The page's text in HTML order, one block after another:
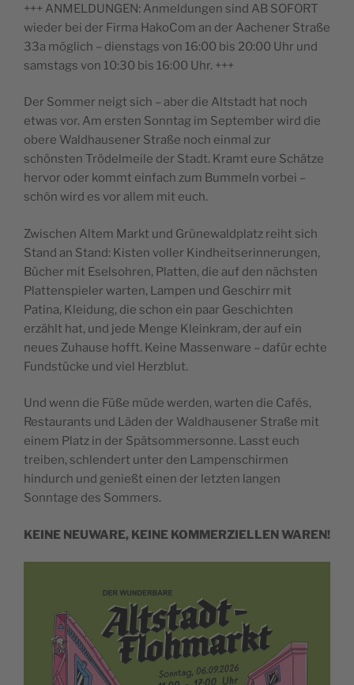
+++ ANMELDUNGEN: Anmeldungen sind AB SOFORT
wieder bei der Firma HakoCom an der Aachener Straße
33a möglich – dienstags von 16:00 bis 20:00 Uhr und
samstags von 10:30 bis 16:00 Uhr. +++
Der Sommer neigt sich – aber die Altstadt hat noch
etwas vor. Am ersten Sonntag im September wird die
obere Waldhausener Straße noch einmal zur
schönsten Trödelmeile der Stadt. Kramt eure Schätze
hervor oder kommt einfach zum Bummeln vorbei –
schön wird es vor allem mit euch.
Zwischen Altem Markt und Grünewaldplatz reiht sich
Stand an Stand: Kisten voller Kindheitserinnerungen,
Bücher mit Eselsohren, Platten, die auf den nächsten
Plattenspieler warten, Lampen und Geschirr mit
Patina, Kleidung, die schon ein paar Geschichten
erzählt hat, und jede Menge Kleinkram, der auf ein
neues Zuhause hofft. Keine Massenware – dafür echte
Fundstücke und viel Herzblut.
Und wenn die Füße müde werden, warten die Cafés,
Restaurants und Läden der Waldhausener Straße mit
einem Platz in der Spätsommersonne. Lasst euch
treiben, schlendert unter den Lampenschirmen
hindurch und genießt einen der letzten langen
Sonntage des Sommers.
KEINE NEUWARE, KEINE KOMMERZIELLEN WAREN!